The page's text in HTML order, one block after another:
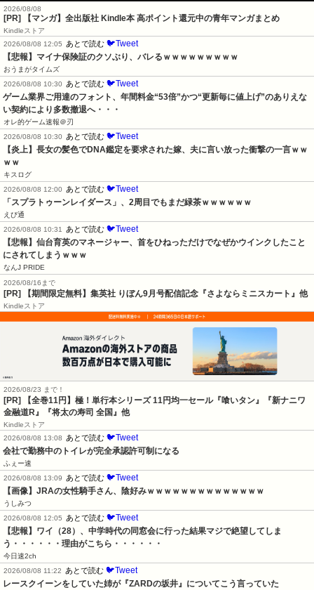
2026/08/08
[PR] 【マンガ】全出版社 Kindle本 高ポイント還元中の青年マンガまとめ
Kindleストア
2026/08/08 12:05
あとで読む 🐦Tweet
【悲報】マイナ保険証のクソぶり、バレるｗｗｗｗｗｗｗｗｗ
おうまがタイムズ
2026/08/08 10:30
あとで読む 🐦Tweet
ゲーム業界ご用達のフォント、年間料金“53倍”かつ“更新毎に値上げ”のありえな
い契約により多数撤退へ・・・
オレ的ゲーム速報＠刃
2026/08/08 10:30
あとで読む 🐦Tweet
【炎上】長女の髪色でDNA鑑定を要求された嫁、夫に言い放った衝撃の一言ｗｗ
ｗｗ
キスログ
2026/08/08 12:00
あとで読む 🐦Tweet
「スプラトゥーンレイダース」、2周目でもまだ緑茶ｗｗｗｗｗｗ
えび通
2026/08/08 10:31
あとで読む 🐦Tweet
【悲報】仙台育英のマネージャー、首をひねっただけでなぜかウインクしたこと
にされてしまうｗｗｗ
なんJ PRIDE
2026/08/16まで
[PR] 【期間限定無料】集英社 りぼん9月号配信記念『さよならミニスカート』他
Kindleストア
2026/08/23 まで！
[PR]
【全巻11円】極！単行本シリーズ 11円均一セール『喰いタン』『新ナニワ
金融道R』『将太の寿司 全国』他
Kindleストア
2026/08/08 13:08
あとで読む 🐦Tweet
会社で勤務中のトイレが完全承認許可制になる
ふぇー速
2026/08/08 13:09
あとで読む 🐦Tweet
【画像】JRAの女性騎手さん、陰好みｗｗｗｗｗｗｗｗｗｗｗｗｗｗ
うしみつ
2026/08/08 12:05
あとで読む 🐦Tweet
【悲報】ワイ（28）、中学時代の同窓会に行った結果マジで絶望してしま
う・・・・・・理由がこちら・・・・・・
今日速2ch
2026/08/08 11:22
あとで読む 🐦Tweet
レースクイーンをしていた姉が『ZARDの坂井』についてこう言っていた